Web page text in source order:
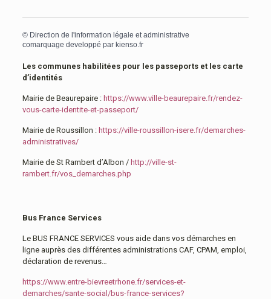
© Direction de l'information légale et administrative
comarquage developpé par kienso.fr
Les communes habilitées pour les passeports et les carte
d’identités
Mairie de Beaurepaire : https://www.ville-beaurepaire.fr/rendez-
vous-carte-identite-et-passeport/
Mairie de Roussillon : https://ville-roussillon-isere.fr/demarches-
administratives/
Mairie de St Rambert d’Albon / http://ville-st-
rambert.fr/vos_demarches.php
Bus France Services
Le BUS FRANCE SERVICES vous aide dans vos démarches en
ligne auprès des différentes administrations CAF, CPAM, emploi,
déclaration de revenus…
https://www.entre-bievreetrhone.fr/services-et-
demarches/sante-social/bus-france-services?